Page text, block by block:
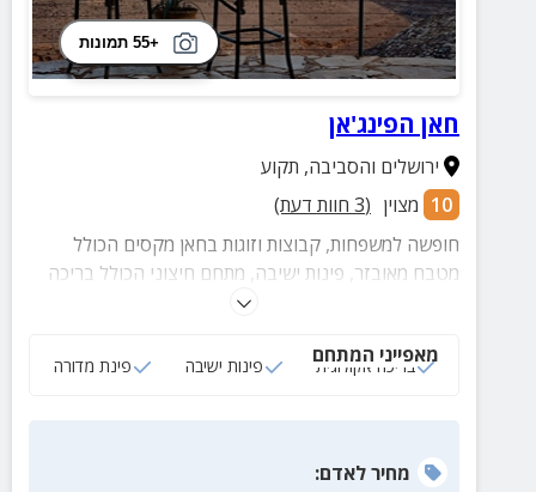
+55 תמונות
חאן הפינג'אן
ירושלים והסביבה, תקוע
10 מצוין (
3 חוות דעת)
חופשה למשפחות, קבוצות וזוגות בחאן מקסים הכולל
מטבח מאובזר, פינות ישיבה, מתחם חיצוני הכולל בריכה
מאפייני המתחם
בריכה אקולוגית פינות ישיבה פינת מדורה
מחירלאדם: